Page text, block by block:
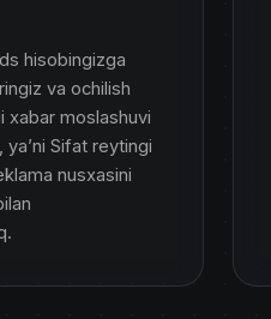
hisobingizga
va ochilish
xabar moslashuvi
yaʼni Sifat reytingi
nusxasini